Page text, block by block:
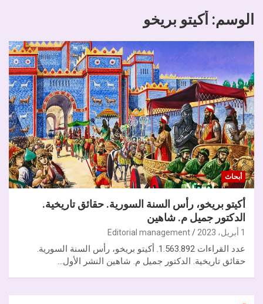
الوسم: أكيتو بريخو
أبحاث
أكيتو بريخو، رأس السنة السورية. حقائق تاريخية.
الدكتور جميل م. شاهين
1 أبريل، 2023 Editorial management
عدد القراءات 1.563.892. أكيتو بريخو، رأس السنة السورية.
حقائق تاريخية. الدكتور جميل م. شاهين النشر الأول…